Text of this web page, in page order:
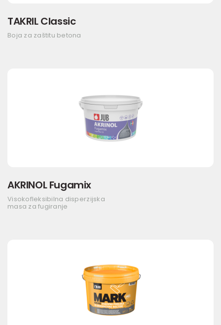
TAKRIL Classic
Boja za zaštitu betona
AKRINOL Fugamix
Visokofleksibilna disperzijska
masa za fugiranje